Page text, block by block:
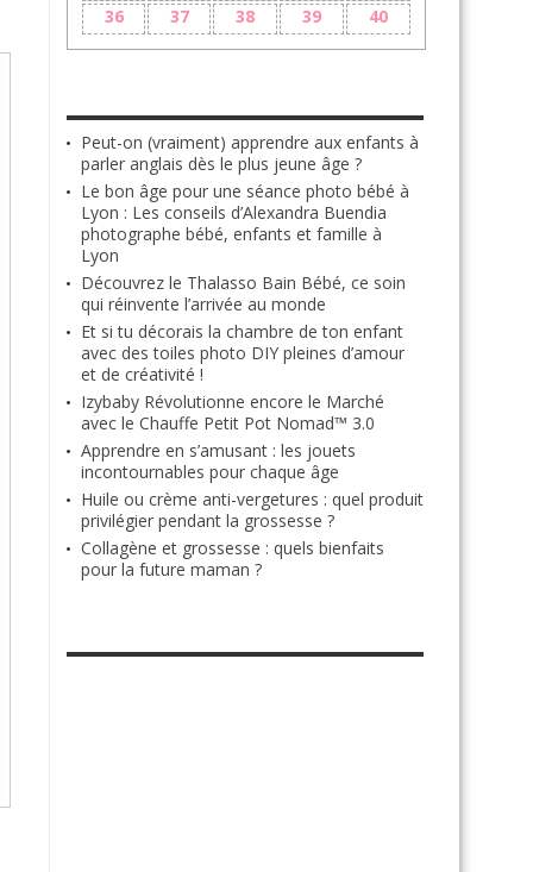
36
37 38 39 40
Peut-on (vraiment) apprendre aux enfants à
parler anglais dès le plus jeune âge ?
Le bon âge pour une séance photo bébé à
Lyon : Les conseils d’Alexandra Buendia
photographe bébé, enfants et famille à
Lyon
Découvrez le Thalasso Bain Bébé, ce soin
qui réinvente l’arrivée au monde
Et si tu décorais la chambre de ton enfant
avec des toiles photo DIY pleines d’amour
et de créativité !
Izybaby Révolutionne encore le Marché
avec le Chauffe Petit Pot Nomad™ 3.0
Apprendre en s’amusant : les jouets
incontournables pour chaque âge
Huile ou crème anti-vergetures : quel produit
privilégier pendant la grossesse ?
Collagène et grossesse : quels bienfaits
pour la future maman ?